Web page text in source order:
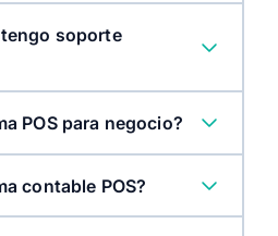
tengo soporte
POS para negocio?
contable POS?